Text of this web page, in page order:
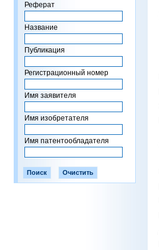
Реферат
Название
Публикация
Регистрационный номер
Имя заявителя
Имя изобретателя
Имя патентообладателя